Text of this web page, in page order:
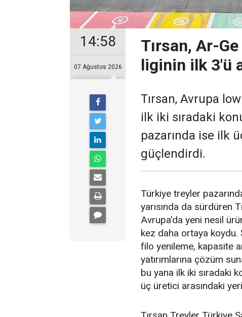
14:58
07 Ağustos 2026
Tırsan, Ar-
liginin ilk 3'ü
Tırsan, Avrupa
ilk iki sıradaki
pazarında ise ilk
güçlen­dirdi.
Türkiye treyler
yarısında da sürdüren
Avrupa’da yeni nesil
kez daha orta­ya koydu.
filo yenile­me, kapasite
yatırımlarına çözüm
bu yana ilk iki sıradaki
üç üretici arasındaki